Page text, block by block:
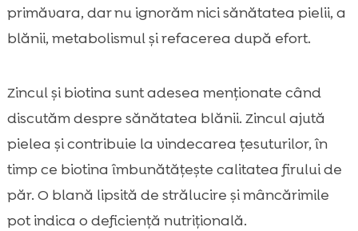
primăvara, dar nu ignorăm nici sănătatea pielii, a
blănii, metabolismul și refacerea după efort.
Zincul și biotina sunt adesea menționate când
discutăm despre sănătatea blănii. Zincul ajută
pielea și contribuie la vindecarea țesuturilor, în
timp ce biotina îmbunătățește calitatea firului de
păr. O blană lipsită de strălucire și mâncărimile
pot indica o deficiență nutrițională.